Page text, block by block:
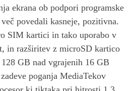
ekrana ob podpori programske
povedali kasneje, pozitivna.
SIM kartici in tako uporabo v
in razširitev z microSD kartico
GB nad vgrajenih 16 GB
poganja MediaTekov